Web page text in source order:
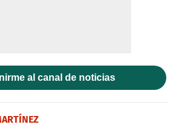
al canal de noticias